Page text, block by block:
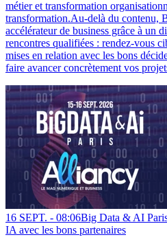
métier et transformation
transformation.Au-delà du contenu,
accélérateur de business grâce à un
rencontres qualifiées : rendez-vous
mises en relation avec les bons
faire avancer concrètement vos
16 SEPT. - 08:06Big Data & AI
IA avec les bons partenaires